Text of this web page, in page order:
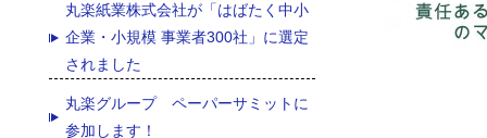
丸楽紙業株式会社が「はばたく中小
企業・小規模 事業者300社」に選定
されました
丸楽グループ ペーパーサミットに
参加します！